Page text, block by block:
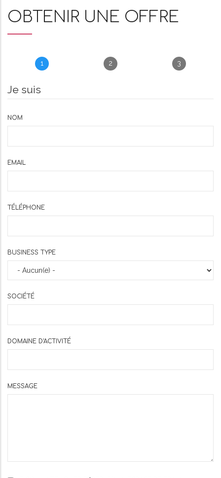
OBTENIR UNE OFFRE
1 2 3
Je suis
NOM
EMAIL
TÉLÉPHONE
BUSINESS TYPE
SOCIÉTÉ
DOMAINE D'ACTIVITÉ
MESSAGE